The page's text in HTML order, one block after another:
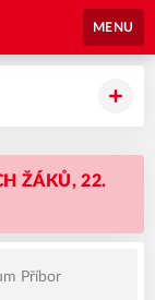
MENU
ŽÁKŮ, 22.
Příbor